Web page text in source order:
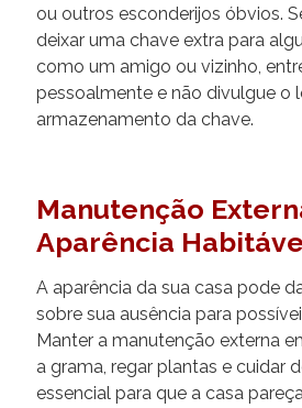
ou outros esconderijos óbvios.
deixar uma chave extra para
como um amigo ou vizinho,
pessoalmente e não divulgue o
armazenamento da chave.
Manutenção
Aparência
A aparência da sua casa pode
sobre sua ausência para
Manter a manutenção externa
a grama, regar plantas e cuidar
essencial para que a casa